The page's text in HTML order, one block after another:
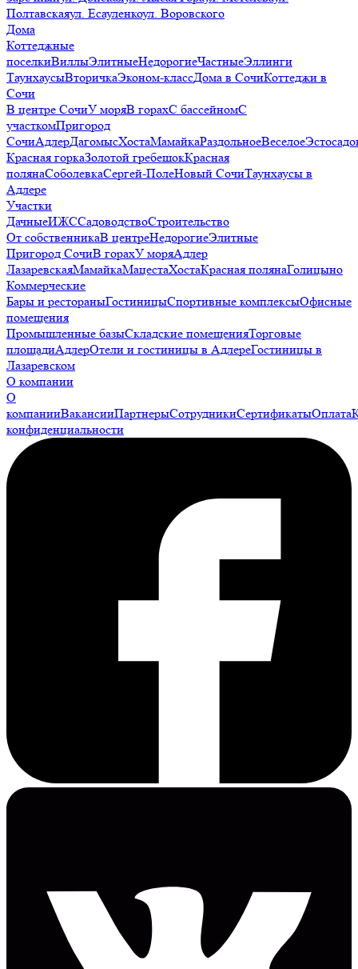
Полтавскаяул. Есауленкоул. Воровского
Дома
Коттеджные
поселкиВиллыЭлитныеНедорогиеЧастныеЭллинги
ТаунхаусыВторичкаЭконом-классДома в СочиКоттеджи в
Сочи
В центре СочиУ моряВ горахС бассейномС
участкомПригород
СочиАдлерДагомысХостаМамайкаРаздольноеВеселое
Красная горкаЗолотой гребешокКрасная
полянаСоболевкаСергей-ПолеНовый СочиТаунхаусы в
Адлере
Участки
ДачныеИЖССадоводствоСтроительство
От собственникаВ центреНедорогиеЭлитные
Пригород СочиВ горахУ моряАдлер
ЛазаревскаяМамайкаМацестаХостаКрасная полянаГолицыно
Коммерческие
Бары и рестораныГостиницыСпортивные комплексыОфисные
помещения
Промышленные базыСкладские помещенияТорговые
площадиАдлерОтели и гостиницы в АдлереГостиницы в
Лазаревском
О компании
О
компанииВакансииПартнерыСотрудникиСертификатыОплата
конфиденциальности